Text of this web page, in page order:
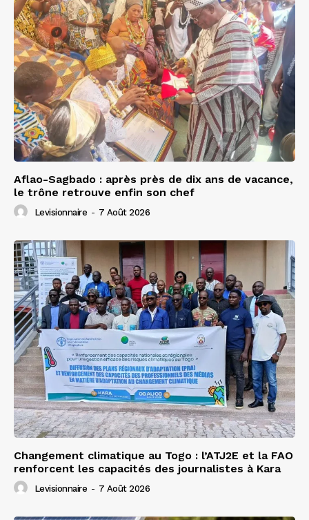
Aflao-Sagbado : après près de dix ans de vacance,
le trône retrouve enfin son chef
Levisionnaire - 7 Août 2026
Changement climatique au Togo : l’ATJ2E et la FAO
renforcent les capacités des journalistes à Kara
Levisionnaire - 7 Août 2026